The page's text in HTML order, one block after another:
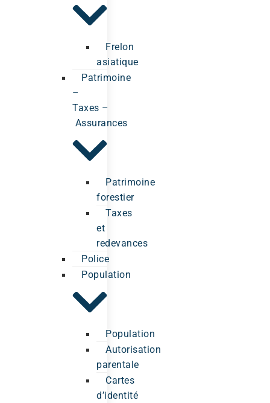
Frelon
asiatique
Patrimoine
–
Taxes –
Assurances
Patrimoine
forestier
Taxes
et
redevances
Police
Population
Population
Autorisation
parentale
Cartes
d’identité